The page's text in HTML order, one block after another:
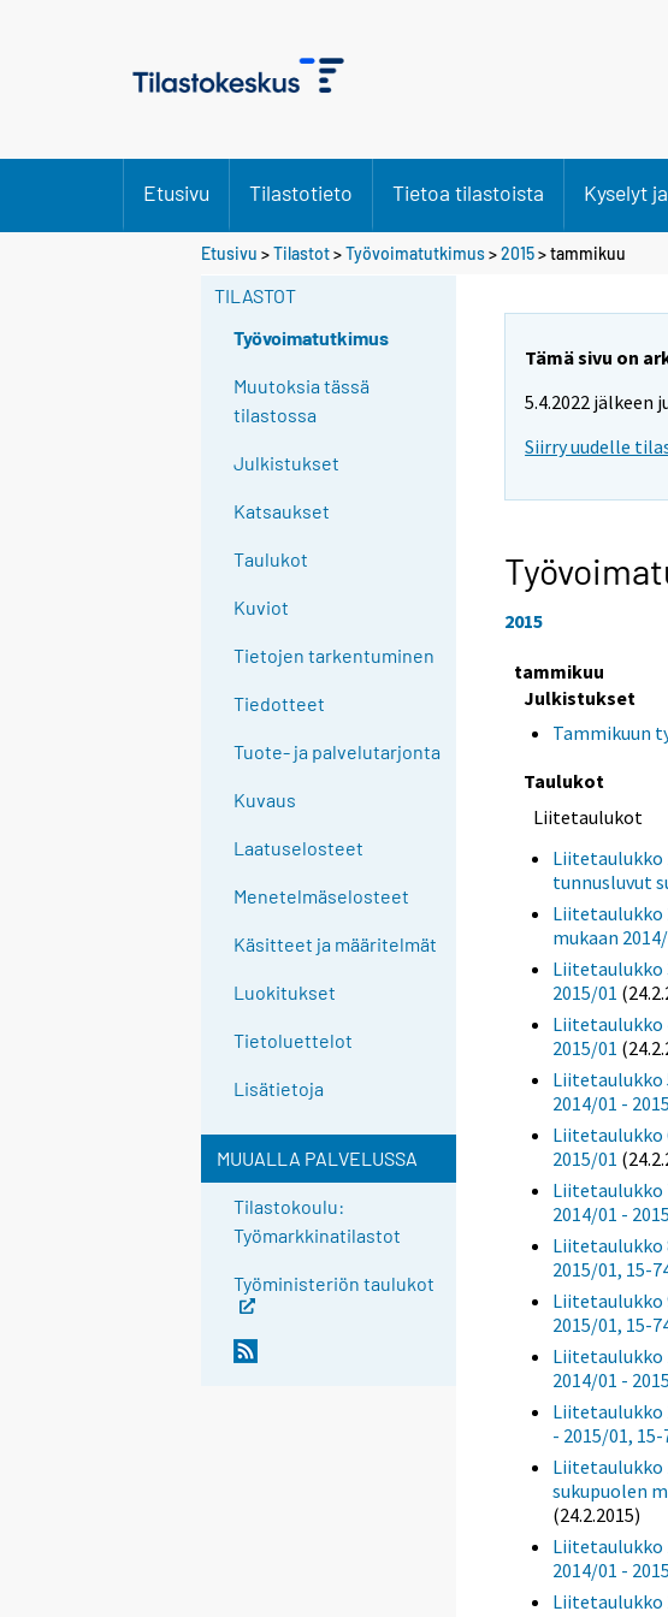
Etusivu Tilastotieto Tietoa tilastoista Kyselyt
Etusivu >Tilastot>Työvoimatutkimus>2015>tammikuu
TILASTOT
Työvoimatutkimus
Muutoksia tässä
tilastossa
Julkistukset
Katsaukset
Taulukot
Kuviot
Tietojen tarkentuminen
Tiedotteet
Tuote- ja palvelutarjonta
Kuvaus
Laatuselosteet
Menetelmäselosteet
Käsitteet ja määritelmät
Luokitukset
Tietoluettelot
Lisätietoja
MUUALLA PALVELUSSA
Tilastokoulu:
Työmarkkinatilastot
Työministeriön taulukot
Tämä sivu on
5.4.2022
Siirry uudelle
2015
tammikuu
Julkistukset
Tammikuun
Taulukot
Liitetaulukot
Liitetaulukko
tunnusluvut
Liitetaulukko
mukaan
Liitetaulukko
2015/01
Liitetaulukko
2015/01
Liitetaulukko
2014/01 -
Liitetaulukko
2015/01
Liitetaulukko
2014/01 -
Liitetaulukko
2015/01, 15-
Liitetaulukko
2015/01, 15-
Liitetaulukko
2014/01 -
Liitetaulukko
- 2015/01,
Liitetaulukko
sukupuolen
(24.2.2015)
Liitetaulukko
2014/01 -
Liitetaulukko